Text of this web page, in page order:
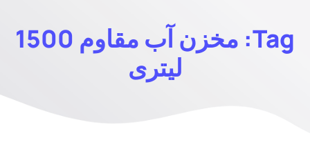
Tag: مخزن آب مقاوم 1500
لیتری